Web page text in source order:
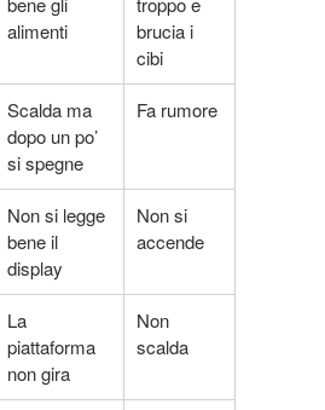
alimenti
brucia i
cibi
Scalda ma
dopo un po’
si spegne
Fa rumore
Non si legge
bene il
display
Non si
accende
La
piattaforma
non gira
Non
scalda